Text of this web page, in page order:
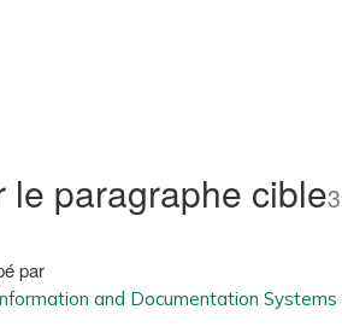
le paragraphe cible3
par